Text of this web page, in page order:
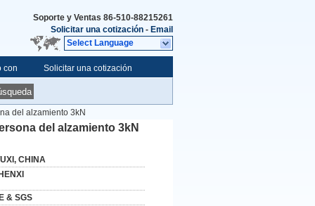
Soporte y Ventas 86-510-88215261
Solicitar una cotización - Email
Select Language
con Solicitar una cotización
del alzamiento 3kN
del alzamiento 3kN
CHINA
& SGS